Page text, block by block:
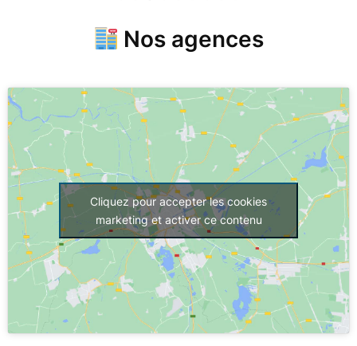
Nos agences
Cliquez pour accepter les cookies
marketing et activer ce contenu